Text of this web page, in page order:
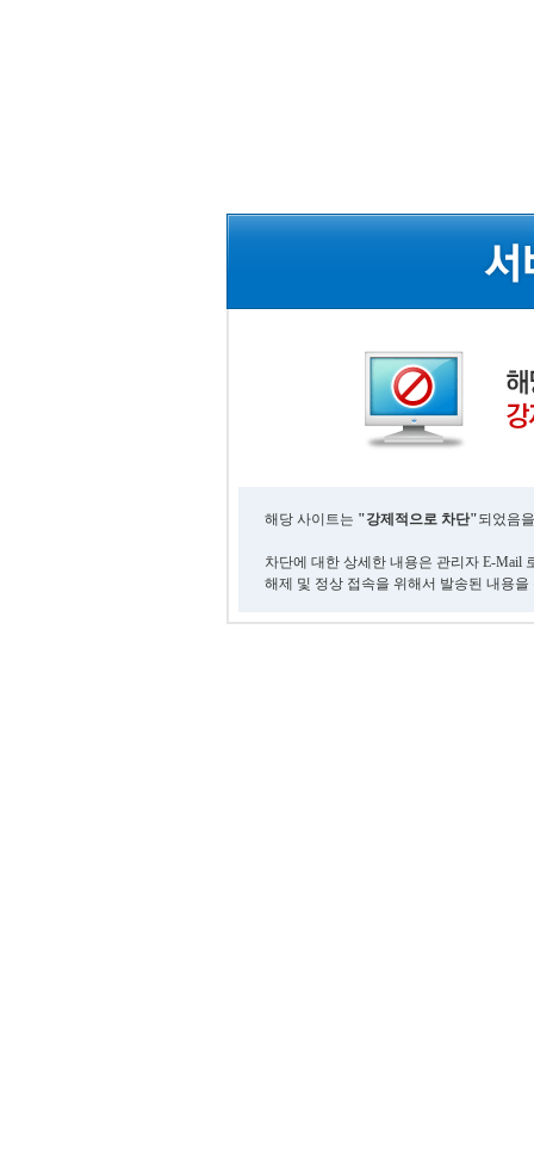
해당 사이트는 "강제적으로 차단"되었음
차단에 대한 상세한 내용은 관리자 E-Mail
해제 및 정상 접속을 위해서 발송된 내용